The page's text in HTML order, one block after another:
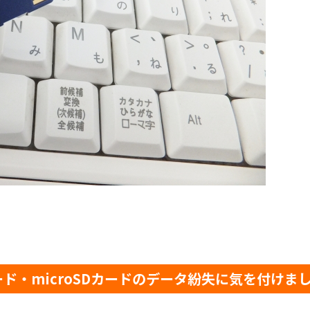
ド・microSDカードのデータ紛失に気を付けま